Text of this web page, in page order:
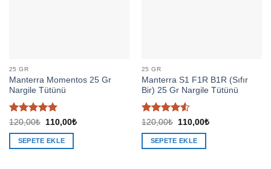
25 GR
Manterra Momentos 25 Gr
Nargile Tütünü
5 üzerinden
5oy aldı
120,00₺
Orijinal
120,00₺.
110,00₺Şu
SEPETE EKLE
25 GR
Manterra S1 F1R B1R (Sıfır
Bir) 25 Gr Nargile Tütünü
5
üzerinden
4.5oy
aldı
120,00₺
Orijinal
120,00₺.
110,00₺Şu
SEPETE EKLE